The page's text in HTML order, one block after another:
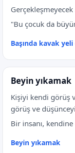
"Bu çocuk da
Başında kavak
Beyin yıkamak
Kişiyi kendi görüş
görüş ve
Bir insanı,
Beyin yıkamak